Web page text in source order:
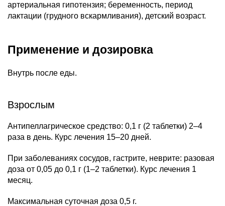
артериальная гипотензия; беременность, период
лактации (грудного вскармливания), детский возраст.
Применение и дозировка
Внутрь после еды.
Взрослым
Антипеллагрическое средство: 0,1 г (2 таблетки) 2–4
раза в день. Курс лечения 15–20 дней.
При заболеваниях сосудов, гастрите, неврите: разовая
доза от 0,05 до 0,1 г (1–2 таблетки). Курс лечения 1
месяц.
Максимальная суточная доза 0,5 г.